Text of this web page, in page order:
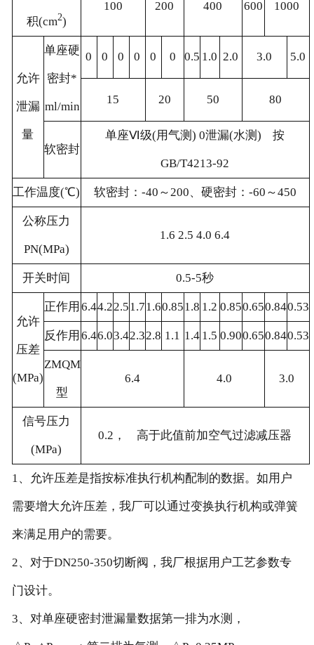
积(cm2)
100 200 400 600 1000
允许
泄漏
量
单座硬
密封*
ml/min
0 0 0 0 0 0 0.5 1.0 2.0 3.0 5.0
15 20 50 80
软密封
单座Ⅵ级(用气测) 0泄漏(水测) 按
GB/T4213-92
工作温度(℃) 软密封：-40～200、硬密封：-60～450
公称压力
PN(MPa)
1.6 2.5 4.0 6.4
开关时间 0.5-5秒
允许
压差
(MPa)
正作用 6.44.22.51.71.60.851.8 1.2 0.850.650.840.53
反作用 6.46.03.42.32.8 1.1 1.4 1.5 0.900.650.840.53
ZMQM
型
6.4 4.0 3.0
信号压力
(MPa)
0.2， 高于此值前加空气过滤减压器
1、允许压差是指按标准执行机构配制的数据。如用户
需要增大允许压差，我厂可以通过变换执行机构或弹簧
来满足用户的需要。
2、对于DN250-350切断阀，我厂根据用户工艺参数专
门设计。
3、对单座硬密封泄漏量数据第一排为水测，